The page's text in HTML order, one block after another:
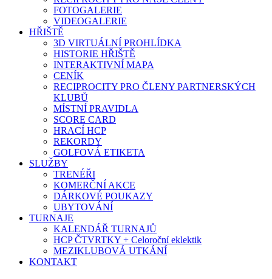
FOTOGALERIE
VIDEOGALERIE
HŘIŠTĚ
3D VIRTUÁLNÍ PROHLÍDKA
HISTORIE HŘIŠTĚ
INTERAKTIVNÍ MAPA
CENÍK
RECIPROCITY PRO ČLENY PARTNERSKÝCH
KLUBŮ
MÍSTNÍ PRAVIDLA
SCORE CARD
HRACÍ HCP
REKORDY
GOLFOVÁ ETIKETA
SLUŽBY
TRENÉŘI
KOMERČNÍ AKCE
DÁRKOVÉ POUKAZY
UBYTOVÁNÍ
TURNAJE
KALENDÁŘ TURNAJŮ
HCP ČTVRTKY + Celoroční eklektik
MEZIKLUBOVÁ UTKÁNÍ
KONTAKT